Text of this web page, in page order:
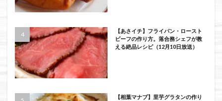
【あさイチ】フライパン・ロースト
ビーフの作り方。落合務シェフが教
える絶品レシピ（12月10日放送）
【相葉マナブ】里芋グラタンの作り